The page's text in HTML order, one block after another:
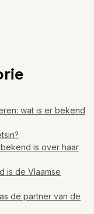
wat is er bekend
is over haar
is de Vlaamse
de partner van de